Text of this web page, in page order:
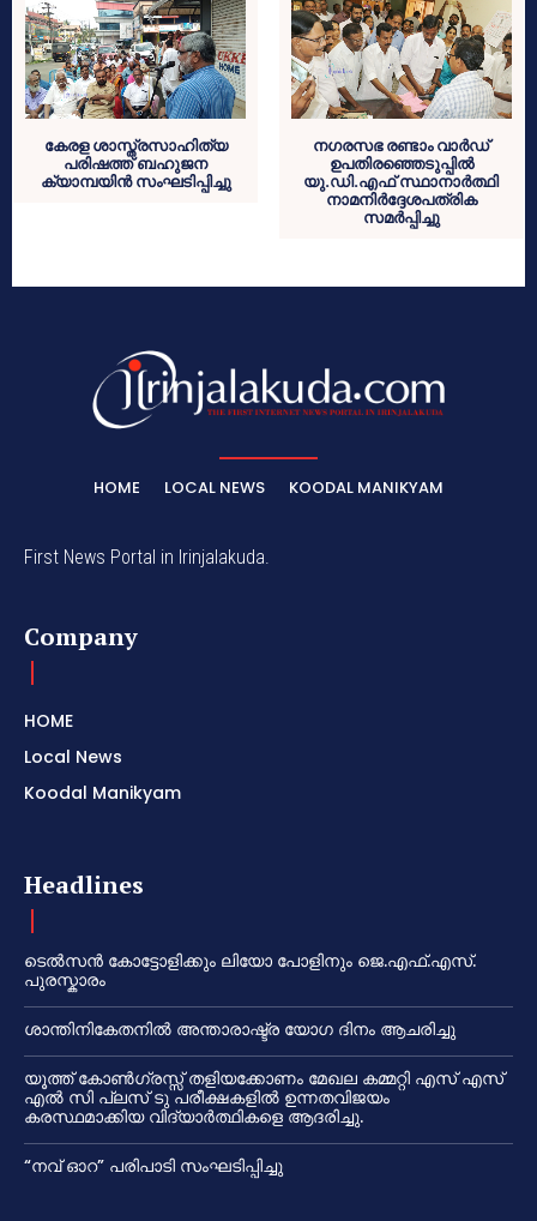
കേരള ശാസ്ത്രസാഹിത്യ
പരിഷത്ത് ബഹുജന
ക്യാമ്പയിന്‍ സംഘടിപ്പിച്ചു
നഗരസഭ രണ്ടാം വാര്‍ഡ്
ഉപതിരഞ്ഞെടുപ്പില്‍
യു.ഡി.എഫ് സ്ഥാനാര്‍ത്ഥി
നാമനിര്‍ദ്ദേശപത്രിക
സമര്‍പ്പിച്ചു
HOME LOCAL NEWS KOODAL MANIKYAM
First News Portal in Irinjalakuda.
Company
HOME
Local News
Koodal Manikyam
Headlines
ടെൽസൻ കോട്ടോളിക്കും ലിയോ പോളിനും ജെ.എഫ്.എസ്.
പുരസ്കാരം
ശാന്തിനികേതനിൽ അന്താരാഷ്ട്ര യോഗ ദിനം ആചരിച്ചു
യൂത്ത് കോൺഗ്രസ്സ് തളിയക്കോണം മേഖല കമ്മറ്റി എസ് എസ്
എൽ സി പ്ലസ് ടു പരീക്ഷകളിൽ ഉന്നതവിജയം
കരസ്ഥമാക്കിയ വിദ്യാർത്ഥികളെ ആദരിച്ചു.
“നവ് ഓറ” പരിപാടി സംഘടിപ്പിച്ചു